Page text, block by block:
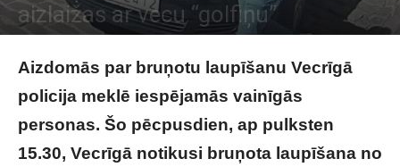
aizlaižas ar vecu “golfiņu”
Aizdomās par bruņotu laupīšanu Vecrīgā
policija meklē iespējamās vainīgās
personas. Šo pēcpusdien, ap pulksten
15.30, Vecrīgā notikusi bruņota laupīšana no